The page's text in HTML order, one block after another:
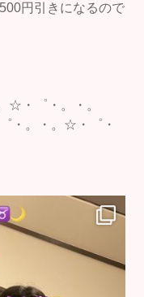
円引きになるので
☆・゜・。・。
・。・。☆・゜・